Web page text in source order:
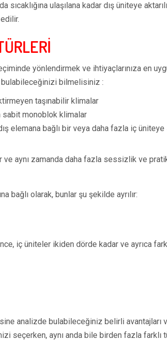
sıcaklığına ulaşılana kadar dış üniteye
yönlendirmek ve ihtiyaçlarınıza en
bilmelisiniz :
taşınabilir klimalar
sabit monoblok klimalar
elemana bağlı bir veya daha fazla iç
ve aynı zamanda daha fazla sessizlik ve
bağlı olarak, bunlar şu şekilde ayrılır:
iç üniteler ikiden dörde kadar ve ayrıca
analizde bulabileceğiniz belirli avantajları
seçerken, aynı anda bile birden fazla farklı